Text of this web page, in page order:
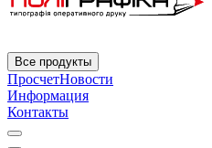
Все продукты
ПросчетНовости
Информация
Контакты